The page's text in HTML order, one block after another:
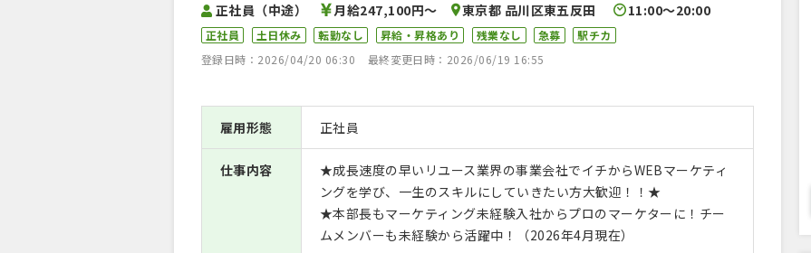
正社員（中途） 月給247,100円〜 11:00〜20:00
東京都 品川区東五反田
正社員 土日休み 転勤なし 昇給・昇格あり 残業なし 急募
駅チカ
登録日時：2026/04/20 06:30
最終変更日時：2026/06/19 16:55
雇用形態 正社員
仕事内容
★成長速度の早いリユース業界の事業会社でイチからWEBマーケティ
ングを学び、一生のスキルにしていきたい方大歓迎！！★
★本部長もマーケティング未経験入社からプロのマーケターに！チー
ムメンバーも未経験から活躍中！（2026年4月現在）